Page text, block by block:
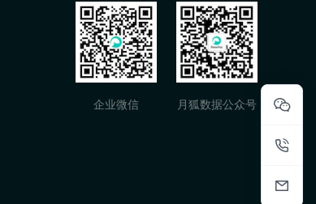
企业微信 月狐数据公众号